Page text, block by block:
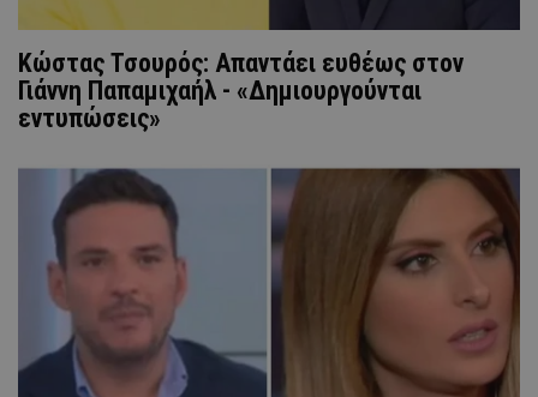
Κώστας Τσουρός: Απαντάει ευθέως στον
Γιάννη Παπαμιχαήλ - «Δημιουργούνται
εντυπώσεις»